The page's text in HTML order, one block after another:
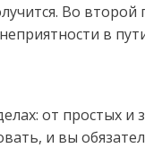
Во
в
от простых
и вы